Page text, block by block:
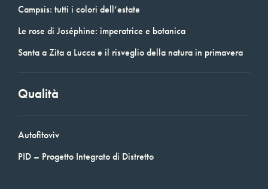
Campsis: tutti i colori dell’estate
Le rose di Joséphine: imperatrice e botanica
Santa a Zita a Lucca e il risveglio della natura in primavera
Qualità
Autofitoviv
PID – Progetto Integrato di Distretto